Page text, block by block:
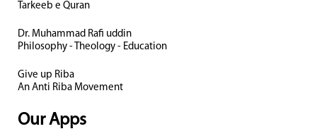
Tarkeeb e Quran
Dr. Muhammad Rafi uddin
Philosophy - Theology - Education
Give up Riba
An Anti Riba Movement
Our Apps